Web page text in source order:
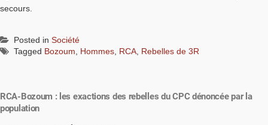
secours.
Posted in Société
Tagged Bozoum, Hommes, RCA, Rebelles de 3R
RCA-Bozoum : les exactions des rebelles du CPC dénoncée par la
population